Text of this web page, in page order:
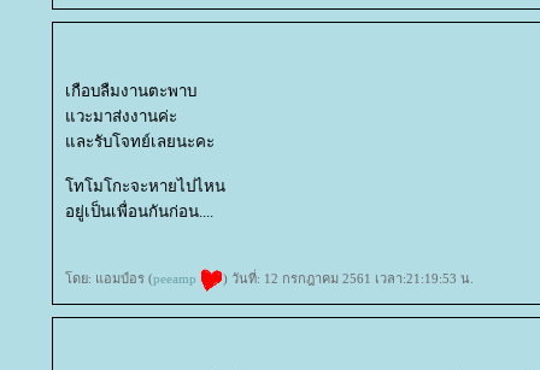
เกือบลืมงานตะพาบ
วะมาส่งงานค่ะ
ละรับโจทย์เลยนะคะ
ทโมโกะจะหายไปไหน
อยู่เป็นเพื่อนกันก่อน....
ดย: แอมป์อร (peeamp ) วันที่: 12 กรกฎาคม 2561 เวลา:21:19:53 น.